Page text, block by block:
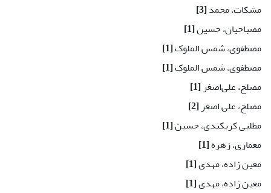
مشکات، محمد[3]
مصباحیان، حسین[1]
مصطفوی، شمس الملوک[1]
مصطفوی، شمس الملوک[1]
مصلح، علی‌اصغر[1]
مصلح، علی اصغر[2]
مطلبی کربکندی، حسین[1]
معماری، زهره[1]
معین زاده، مهدی[1]
معین زاده، مهدی[1]